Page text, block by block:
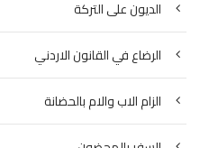
الديون على التركة
الرضاع في القانون الاردني
الزام الاب والام بالحضانة